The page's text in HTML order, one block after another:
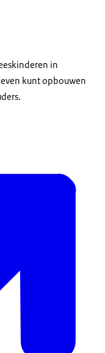
en plichten. Dat moet
een maand nadat u
is informeert.
uw leeftijd.
oud en woont u
de woning van uw
op dat adres
Personen?
Belastingdienst
in
kunt opbouwen